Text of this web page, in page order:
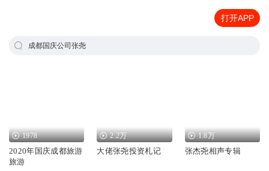
打开APP
成都国庆公司张尧
1978
2020年国庆成都旅游
旅游
2.2万
大佬张尧投资札记
1.8万
张杰尧相声专辑